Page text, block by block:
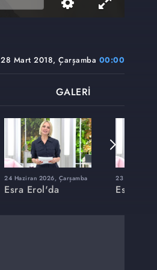
28 Mart 2018, Çarşamba 00:00
GALERİ
24 Haziran 2026, Çarşamba
Esra Erol'da
23 Haziran
Esra